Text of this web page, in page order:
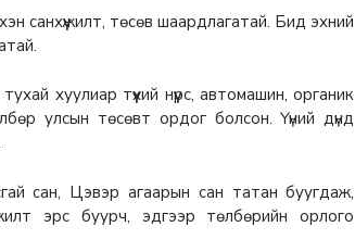
санхүүжилт, төсөв шаардлагатай. Бид эхний
хуулиар түүхий нүүрс, автомашин, органик
улсын төсөвт ордог болсон. Үүний дүнд
сан, Цэвэр агаарын сан татан буугдаж,
эрс буурч, эдгээр төлбөрийн орлого